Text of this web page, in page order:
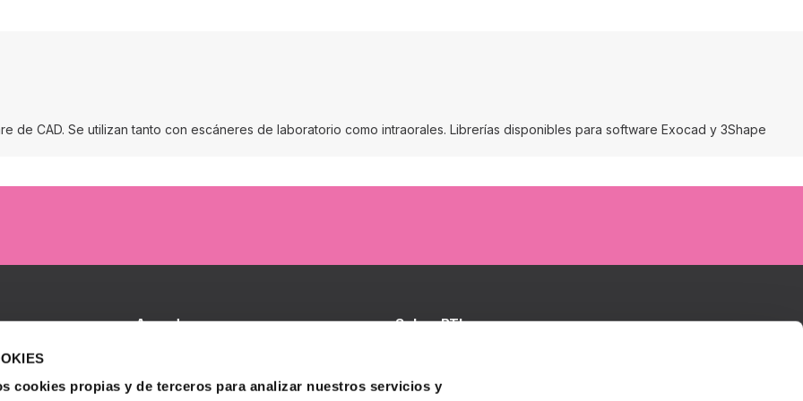
cookies propias y de terceros para analizar nuestros servicios y
de CAD. Se utilizan tanto con escáneres de laboratorio como intraorales. Librerías disponibles para software Exocad y 3Shape
Accede Sobre BTI
Soluciones BTI